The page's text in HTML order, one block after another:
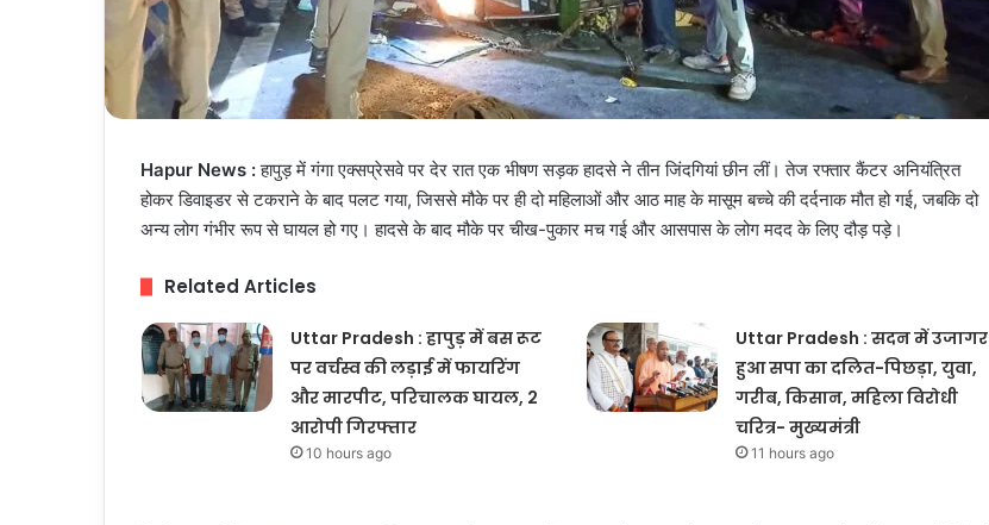
Hapur News :हापुड़ में गंगा एक्सप्रेसवे पर देर रात एक भीषण सड़क हादसे ने तीन जिंदगियां छीन लीं। तेज रफ्तार कैंटर अनियंत्रित
होकर डिवाइडर से टकराने के बाद पलट गया, जिससे मौके पर ही दो महिलाओं और आठ माह के मासूम बच्चे की दर्दनाक मौत हो गई, जबकि दो
अन्य लोग गंभीर रूप से घायल हो गए। हादसे के बाद मौके पर चीख-पुकार मच गई और आसपास के लोग मदद के लिए दौड़ पड़े।
Related Articles
Uttar Pradesh : हापुड़ में बस रूट
पर वर्चस्व की लड़ाई में फायरिंग
और मारपीट, परिचालक घायल, 2
आरोपी गिरफ्तार
10 hours ago
Uttar Pradesh : सदन में उजागर
हुआ सपा का दलित-पिछड़ा, युवा,
गरीब, किसान, महिला विरोधी
चरित्र- मुख्यमंत्री
11 hours ago